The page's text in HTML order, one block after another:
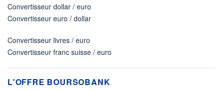
Convertisseur dollar / euro
Convertisseur euro / dollar
Convertisseur livres / euro
Convertisseur franc suisse / euro
L'OFFRE BOURSOBANK